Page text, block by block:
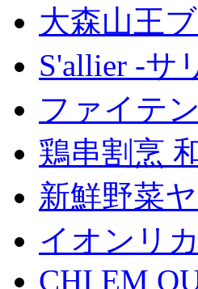
大森山王
S'allier -サ
ファイテ
鶏串割烹
新鮮野菜
イオンリ
CHI EM